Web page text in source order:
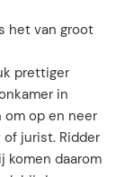
het van groot
prettiger
in
om op en neer
jurist. Ridder
komen daarom